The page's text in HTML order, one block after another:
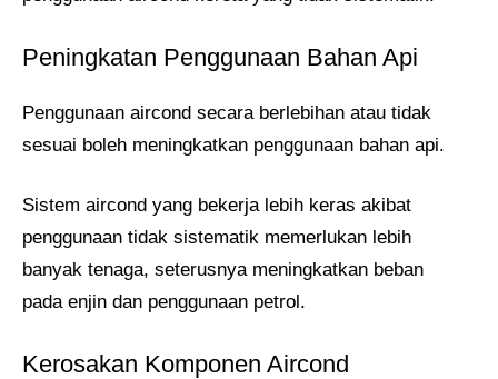
Peningkatan Penggunaan Bahan Api
Penggunaan aircond secara berlebihan atau tidak
sesuai boleh meningkatkan penggunaan bahan api.
Sistem aircond yang bekerja lebih keras akibat
penggunaan tidak sistematik memerlukan lebih
banyak tenaga, seterusnya meningkatkan beban
pada enjin dan penggunaan petrol.
Kerosakan Komponen Aircond